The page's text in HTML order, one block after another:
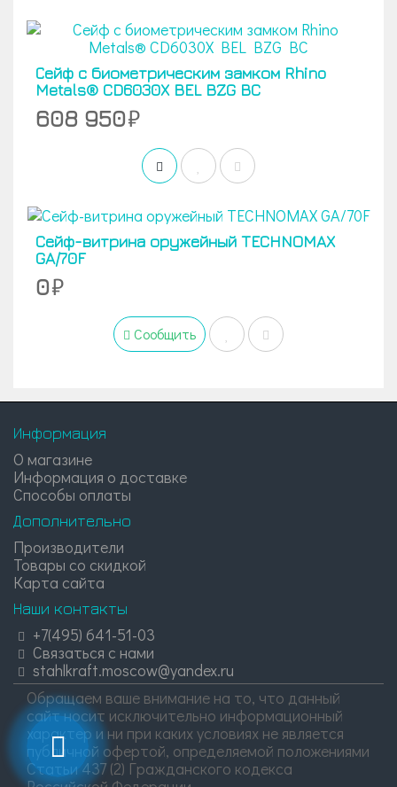
Сейф с биометрическим замком Rhino
Metals® CD6030X BEL BZG BC
608 950
Cейф-витрина оружейный TECHNOMAX
GA/70F
0
Сообщить
Информация
О магазине
Информация о доставке
Способы оплаты
Дополнительно
Производители
Товары со скидкой
Карта сайта
Наши контакты
+7(495) 641-51-03
Связаться с нами
stahlkraft.moscow@yandex.ru
Обращаем ваше внимание на то, что данный
сайт носит исключительно информационный
характер и ни при каких условиях не является
публичной офертой, определяемой положениями
Статьи 437 (2) Гражданского кодекса